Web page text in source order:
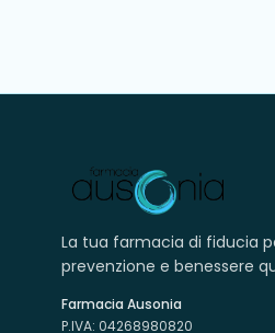
La tua farmacia di fiducia
prevenzione e benessere
Farmacia Ausonia
P.IVA: 04268980820